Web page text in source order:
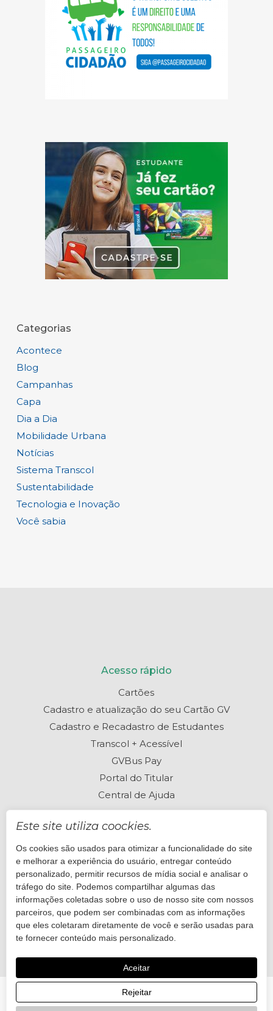
Categorias
Acontece
Blog
Campanhas
Capa
Dia a Dia
Mobilidade Urbana
Notícias
Sistema Transcol
Sustentabilidade
Tecnologia e Inovação
Você sabia
Acesso rápido
Cartões
Cadastro e atualização do seu Cartão GV
Cadastro e Recadastro de Estudantes
Transcol + Acessível
GVBus Pay
Portal do Titular
Central de Ajuda
Perguntas frequentes
Está com dúvidas? Visite nossa Central de Ajuda
Quero ajuda
© 2026 GVBus. Desenvolvido por
Este site utiliza coockies.
Os cookies são usados para otimizar a funcionalidade do site
e melhorar a experiência do usuário, entregar conteúdo
personalizado, permitir recursos de mídia social e analisar o
tráfego do site. Podemos compartilhar algumas das
informações coletadas sobre o uso de nosso site com nossos
parceiros, que podem ser combinadas com as informações
que eles coletaram diretamente de você e serão usadas para
te fornecer conteúdo mais personalizado.
Aceitar
Rejeitar